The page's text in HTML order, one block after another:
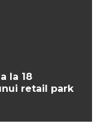
la 18
retail park